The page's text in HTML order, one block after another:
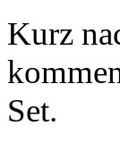
Kurz
Set.